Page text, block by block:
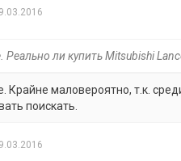
Реально ли купить Mitsubishi
Крайне маловероятно, т.к.
поискать.